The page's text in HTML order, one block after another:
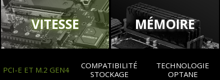
VITESSE MÉMOIRE
PCI-E ET M.2 GEN4
COMPATIBILITÉ
STOCKAGE
TECHNOLOGIE
OPTANE